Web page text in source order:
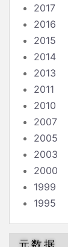
2017
2016
2015
2014
2013
2011
2010
2007
2005
2003
2000
1999
1995
元数据